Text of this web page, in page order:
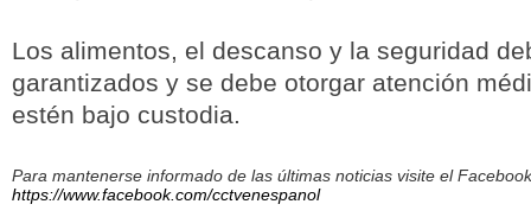
Los alimentos, el descanso y la seguridad
garantizados y se debe otorgar atención
estén bajo custodia.
Para mantenerse informado de las últimas noticias visite el
https://www.facebook.com/cctvenespanol